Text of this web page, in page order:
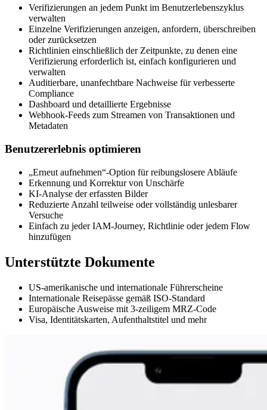
Verifizierungen an jedem Punkt im Benutzerlebenszyklus
verwalten
Einzelne Verifizierungen anzeigen, anfordern, überschreiben
oder zurücksetzen
Richtlinien einschließlich der Zeitpunkte, zu denen eine
Verifizierung erforderlich ist, einfach konfigurieren und
verwalten
Auditierbare, unanfechtbare Nachweise für verbesserte
Compliance
Dashboard und detaillierte Ergebnisse
Webhook-Feeds zum Streamen von Transaktionen und
Metadaten
Benutzererlebnis optimieren
„Erneut aufnehmen“-Option für reibungslosere Abläufe
Erkennung und Korrektur von Unschärfe
KI-Analyse der erfassten Bilder
Reduzierte Anzahl teilweise oder vollständig unlesbarer
Versuche
Einfach zu jeder IAM-Journey, Richtlinie oder jedem Flow
hinzufügen
Unterstützte Dokumente
US-amerikanische und internationale Führerscheine
Internationale Reisepässe gemäß ISO-Standard
Europäische Ausweise mit 3-zeiligem MRZ-Code
Visa, Identitätskarten, Aufenthaltstitel und mehr